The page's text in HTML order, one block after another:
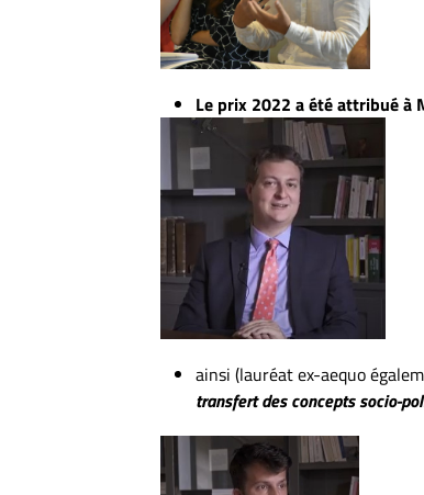
Le prix 2022 a été attribué à
ainsi (lauréat ex-aequo
transfert des concepts socio-